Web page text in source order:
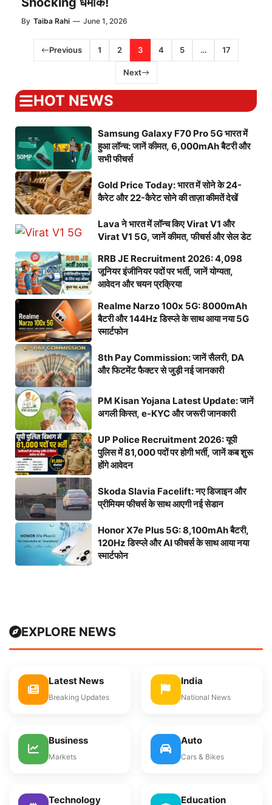
By Taiba Rahi — June 1, 2026
Previous 1 2 3 4 5 … 17
Next
HOT NEWS
Samsung Galaxy F70 Pro 5G भारत में
हुआ लॉन्च: जानें कीमत, 6,000mAh बैटरी और
सभी फीचर्स
Gold Price Today: भारत में सोने के 24-
कैरेट और 22-कैरेट सोने की ताज़ा कीमतें देखें
Lava ने भारत में लॉन्च किए Virat V1 और
Virat V1 5G, जानें कीमत, फीचर्स और सेल डेट
RRB JE Recruitment 2026: 4,098
जूनियर इंजीनियर पदों पर भर्ती, जानें योग्यता,
आवेदन और चयन प्रक्रिया
Realme Narzo 100x 5G: 8000mAh
बैटरी और 144Hz डिस्प्ले के साथ आया नया 5G
स्मार्टफोन
8th Pay Commission: जानें सैलरी, DA
और फिटमेंट फैक्टर से जुड़ी नई जानकारी
PM Kisan Yojana Latest Update: जानें
अगली किस्त, e-KYC और जरूरी जानकारी
UP Police Recruitment 2026: यूपी
पुलिस में 81,000 पदों पर होगी भर्ती, जानें कब शुरू
होंगे आवेदन
Skoda Slavia Facelift: नए डिजाइन और
प्रीमियम फीचर्स के साथ आएगी नई सेडान
Honor X7e Plus 5G: 8,100mAh बैटरी,
120Hz डिस्प्ले और AI फीचर्स के साथ आया नया
स्मार्टफोन
EXPLORE NEWS
Latest News
Breaking Updates
India
National News
Business
Markets
Auto
Cars & Bikes
Technology Education